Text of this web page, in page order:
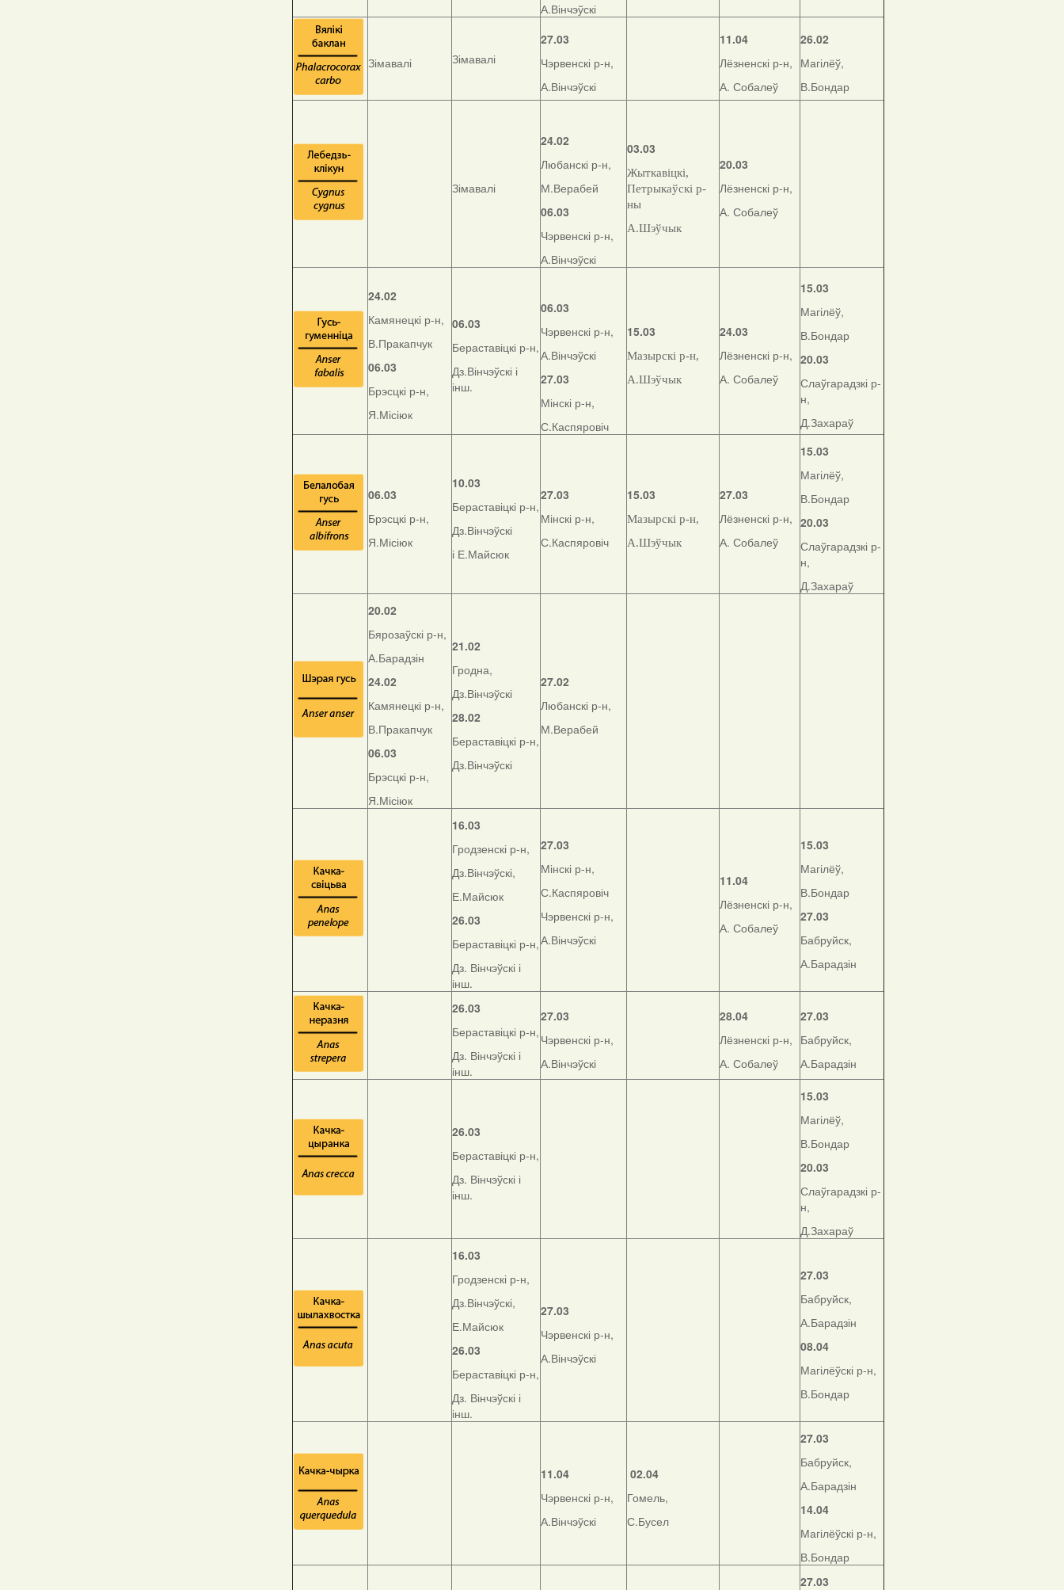
А.Вінчэўскі
Зімавалі Зімавалі
27.03
Чэрвенскі р-н,
А.Вінчэўскі
11.04
Лёзненскі р-н,
А. Собалеў
26.02
Магілёў,
В.Бондар
Зімавалі
24.02
Любанскі р-н,
М.Верабей
06.03
Чэрвенскі р-н,
А.Вінчэўскі
03.03
Жыткавіцкі,
Петрыкаўскі р-
ны
А.Шэўчык
20.03
Лёзненскі р-н,
А. Собалеў
24.02
Камянецкі р-н,
В.Пракапчук
06.03
Брэсцкі р-н,
Я.Місіюк
06.03
Бераставіцкі р-н,
Дз.Вінчэўскі і
інш.
06.03
Чэрвенскі р-н,
А.Вінчэўскі
27.03
Мінскі р-н,
С.Каспяровіч
15.03
Мазырскі р-н,
А.Шэўчык
24.03
Лёзненскі р-н,
А. Собалеў
15.03
Магілёў,
В.Бондар
20.03
Слаўгарадзкі р-
н,
Д.Захараў
06.03
Брэсцкі р-н,
Я.Місіюк
10.03
Бераставіцкі р-н,
Дз.Вінчэўскі
і Е.Майсюк
27.03
Мінскі р-н,
С.Каспяровіч
15.03
Мазырскі р-н,
А.Шэўчык
27.03
Лёзненскі р-н,
А. Собалеў
15.03
Магілёў,
В.Бондар
20.03
Слаўгарадзкі р-
н,
Д.Захараў
20.02
Бярозаўскі р-н,
А.Барадзін
24.02
Камянецкі р-н,
В.Пракапчук
06.03
Брэсцкі р-н,
Я.Місіюк
21.02
Гродна,
Дз.Вінчэўскі
28.02
Бераставіцкі р-н,
Дз.Вінчэўскі
27.02
Любанскі р-н,
М.Верабей
16.03
Гродзенскі р-н,
Дз.Вінчэўскі,
Е.Майсюк
26.03
Бераставіцкі р-н,
Дз. Вінчэўскі і
інш.
27.03
Мінскі р-н,
С.Каспяровіч
Чэрвенскі р-н,
А.Вінчэўскі
11.04
Лёзненскі р-н,
А. Собалеў
15.03
Магілёў,
В.Бондар
27.03
Бабруйск,
А.Барадзін
26.03
Бераставіцкі р-н,
Дз. Вінчэўскі і
інш.
27.03
Чэрвенскі р-н,
А.Вінчэўскі
28.04
Лёзненскі р-н,
А. Собалеў
27.03
Бабруйск,
А.Барадзін
26.03
Бераставіцкі р-н,
Дз. Вінчэўскі і
інш.
15.03
Магілёў,
В.Бондар
20.03
Слаўгарадзкі р-
н,
Д.Захараў
16.03
Гродзенскі р-н,
Дз.Вінчэўскі,
Е.Майсюк
26.03
Бераставіцкі р-н,
Дз. Вінчэўскі і
інш.
27.03
Чэрвенскі р-н,
А.Вінчэўскі
27.03
Бабруйск,
А.Барадзін
08.04
Магілёўскі р-н,
В.Бондар
11.04
Чэрвенскі р-н,
А.Вінчэўскі
02.04
Гомель,
С.Бусел
27.03
Бабруйск,
А.Барадзін
14.04
Магілёўскі р-н,
В.Бондар
27.03